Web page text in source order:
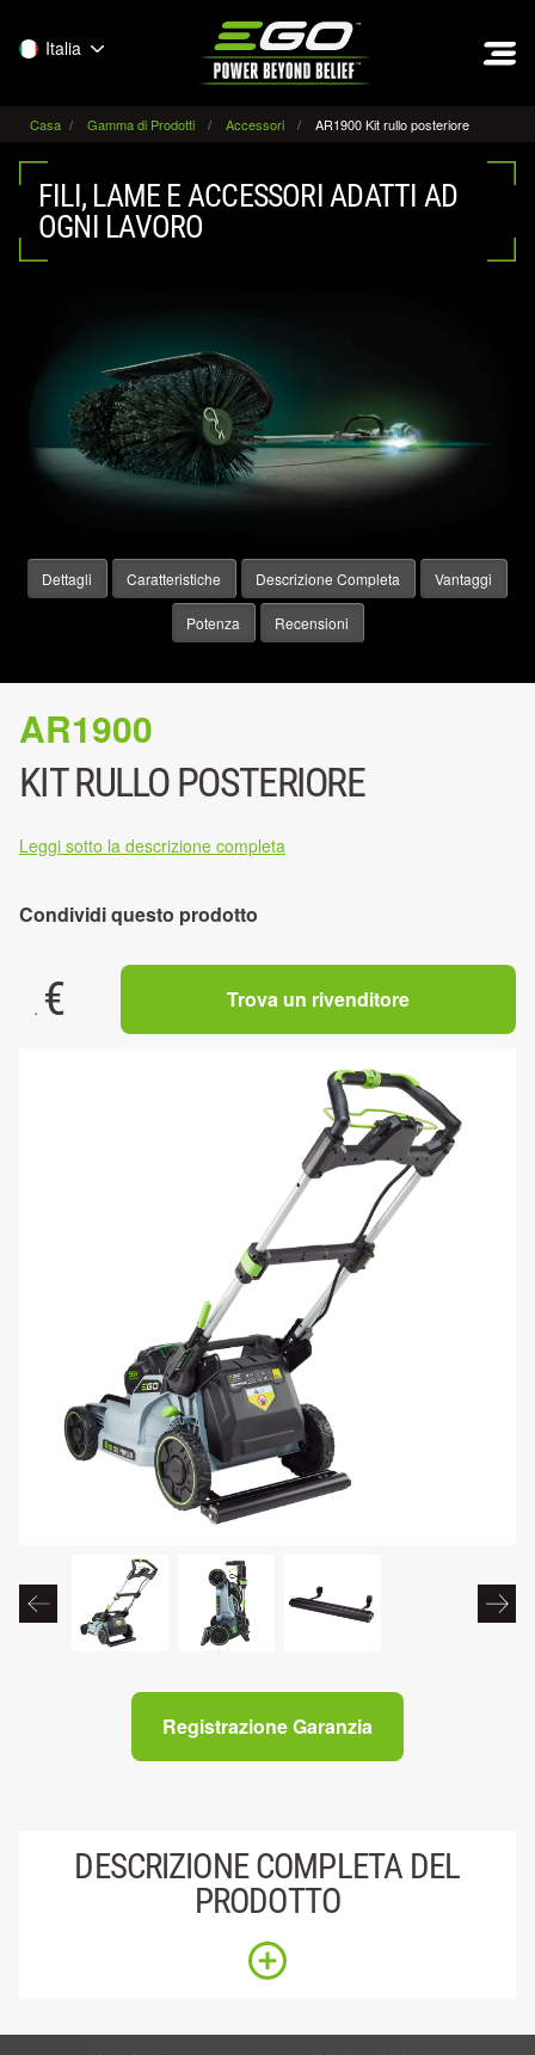
Italia
Casa Gamma di Prodotti Accessori AR1900 Kit rullo posteriore
FILI, LAME E ACCESSORI ADATTI AD
OGNI LAVORO
Dettagli Caratteristiche Descrizione Completa Vantaggi
Potenza Recensioni
Registrazione Garanzia
AR1900
KIT RULLO POSTERIORE
Leggi sotto la descrizione completa
Condividi questo prodotto
. € Trova un rivenditore
DESCRIZIONE COMPLETA DEL
PRODOTTO